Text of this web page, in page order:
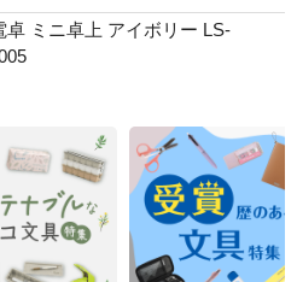
ミニ卓上 アイボリー LS-